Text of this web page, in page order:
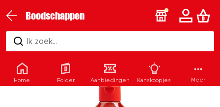
Boodschappen
Ik zoek...
Home Folder Aanbiedingen Kanskoopjes Meer